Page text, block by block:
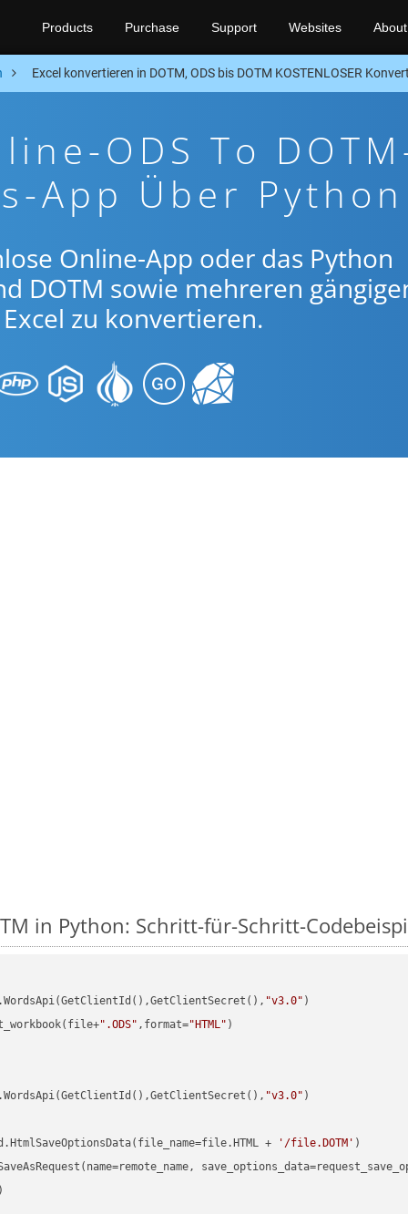
Products Purchase Support Websites About
Excel konvertieren in DOTM, ODS bis DOTM KOSTENLOSER
ODS To
App Über Python
Online-App oder das Python
DOTM sowie mehreren
zu konvertieren.
in Python: Schritt-für-Schritt-
"v3.0"
".ODS" ,format="HTML" )
"v3.0" )
+ '/file.DOTM'